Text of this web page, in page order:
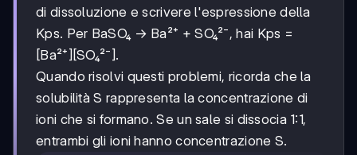
di dissoluzione e scrivere l'espressione della
Kps. Per BaSO₄ → Ba²⁺ + SO₄²⁻, hai Kps =
[Ba²⁺][SO₄²⁻].
Quando risolvi questi problemi, ricorda che la
solubilità S rappresenta la concentrazione di
ioni che si formano. Se un sale si dissocia 1:1,
entrambi gli ioni hanno concentrazione S.